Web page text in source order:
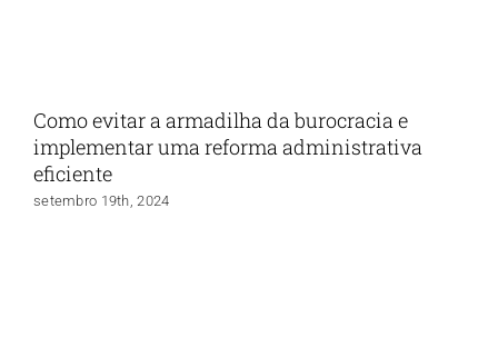
Como evitar a armadilha da burocracia e
implementar uma reforma administrativa
eficiente
setembro 19th, 2024